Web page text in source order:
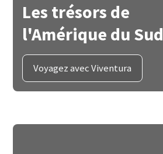
Les trésors de
l'Amérique du Sud
Voyagez avec Viventura